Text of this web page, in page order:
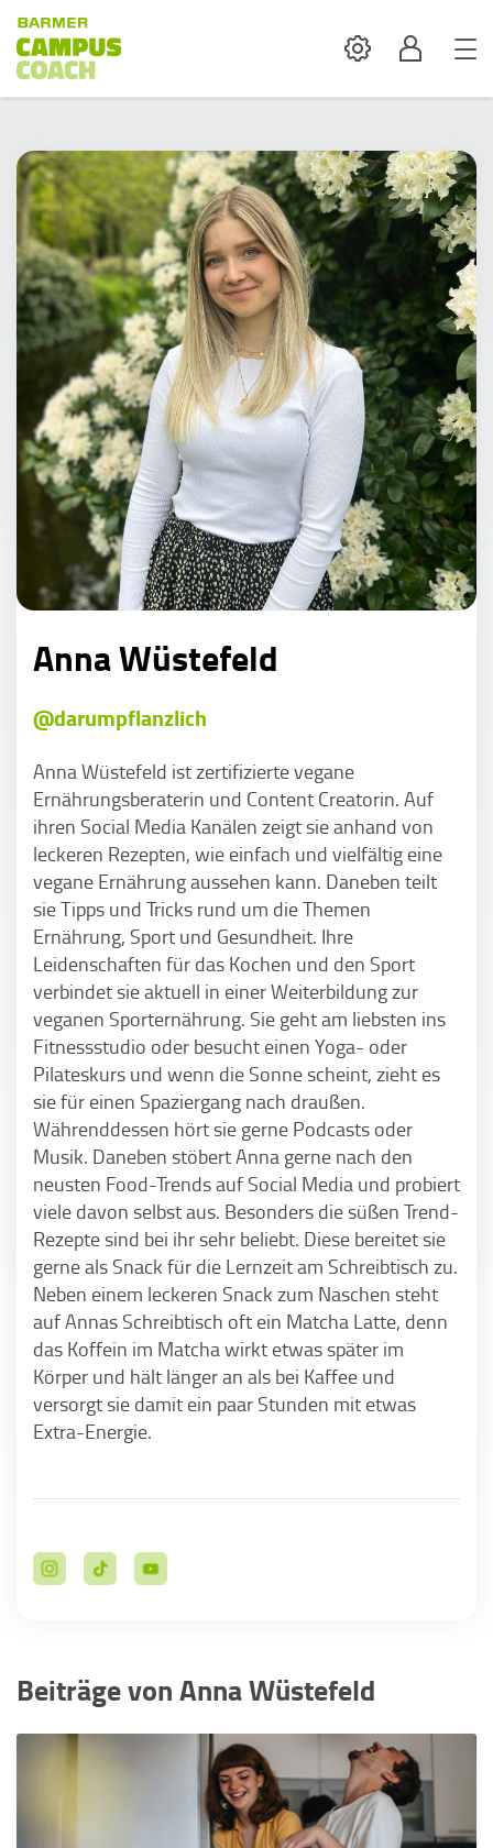
SettingsProfil
Anna Wüstefeld
@darumpflanzlich
Anna Wüstefeld ist zertifizierte vegane
Ernährungsberaterin und Content Creatorin. Auf
ihren Social Media Kanälen zeigt sie anhand von
leckeren Rezepten, wie einfach und vielfältig eine
vegane Ernährung aussehen kann. Daneben teilt
sie Tipps und Tricks rund um die Themen
Ernährung, Sport und Gesundheit. Ihre
Leidenschaften für das Kochen und den Sport
verbindet sie aktuell in einer Weiterbildung zur
veganen Sporternährung. Sie geht am liebsten ins
Fitnessstudio oder besucht einen Yoga- oder
Pilateskurs und wenn die Sonne scheint, zieht es
sie für einen Spaziergang nach draußen.
Währenddessen hört sie gerne Podcasts oder
Musik. Daneben stöbert Anna gerne nach den
neusten Food-Trends auf Social Media und probiert
viele davon selbst aus. Besonders die süßen Trend-
Rezepte sind bei ihr sehr beliebt. Diese bereitet sie
gerne als Snack für die Lernzeit am Schreibtisch zu.
Neben einem leckeren Snack zum Naschen steht
auf Annas Schreibtisch oft ein Matcha Latte, denn
das Koffein im Matcha wirkt etwas später im
Körper und hält länger an als bei Kaffee und
versorgt sie damit ein paar Stunden mit etwas
Extra-Energie.
Beiträge von Anna Wüstefeld